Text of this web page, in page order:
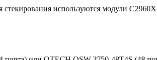
используются модули